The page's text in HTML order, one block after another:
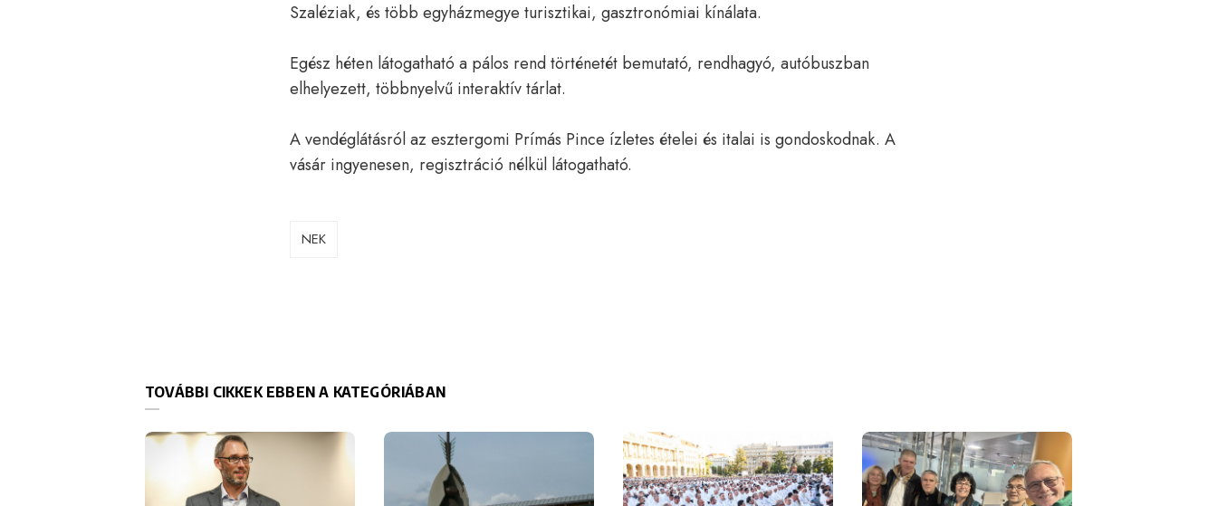
Szaléziak, és több egyházmegye turisztikai, gasztronómiai kínálata.
Egész héten látogatható a pálos rend történetét bemutató, rendhagyó, autóbuszban
elhelyezett, többnyelvű interaktív tárlat.
A vendéglátásról az esztergomi Prímás Pince ízletes ételei és italai is gondoskodnak. A
vásár ingyenesen, regisztráció nélkül látogatható.
NEK
TOVÁBBI CIKKEK EBBEN A KATEGÓRIÁBAN